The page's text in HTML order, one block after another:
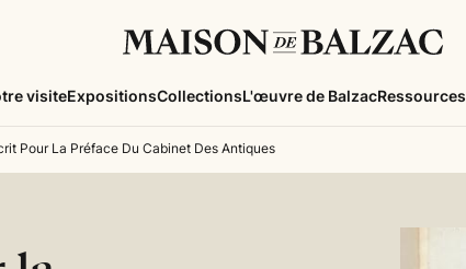
visiteExpositionsCollectionsL'œuvre de BalzacRessources
Pour La Préface Du Cabinet Des Antiques